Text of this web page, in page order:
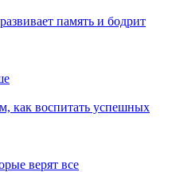
память и бодрит
как воспитать успешных
верят все